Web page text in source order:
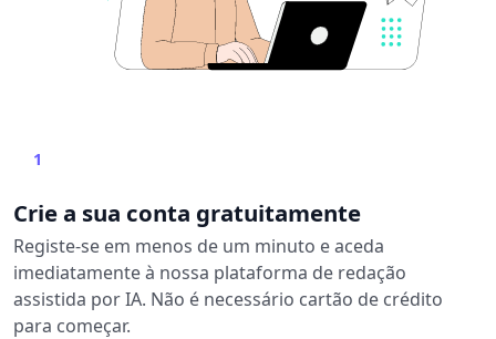
1
Crie a sua conta gratuitamente
Registe-se em menos de um minuto e aceda
imediatamente à nossa plataforma de redação
assistida por IA. Não é necessário cartão de crédito
para começar.